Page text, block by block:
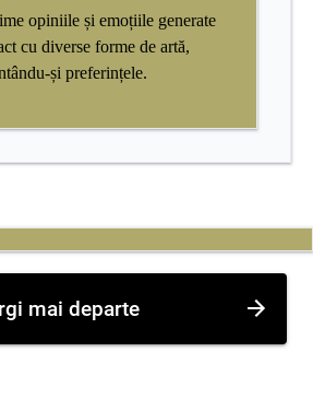
opiniile și emoțiile generate
cu diverse forme de artă,
și preferințele.
mai departe